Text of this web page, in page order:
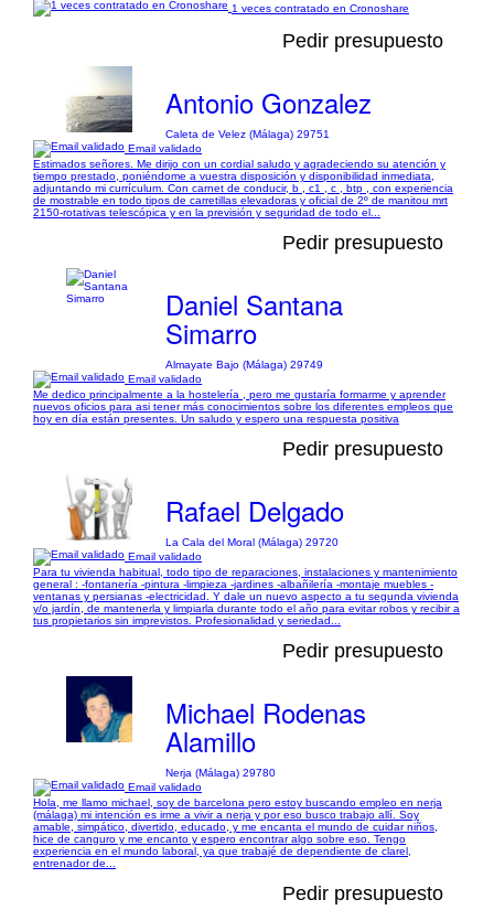
1 veces contratado en Cronoshare
Pedir presupuesto
Antonio Gonzalez
Caleta de Velez (Málaga) 29751
Email validado
Estimados señores. Me dirijo con un cordial saludo y agradeciendo su atención y
tiempo prestado, poniéndome a vuestra disposición y disponibilidad inmediata,
adjuntando mi currículum. Con carnet de conducir, b , c1 , c , btp , con experiencia
de mostrable en todo tipos de carretillas elevadoras y oficial de 2º de manitou mrt
2150-rotativas telescópica y en la previsión y seguridad de todo el...
Pedir presupuesto
Daniel Santana
Simarro
Almayate Bajo (Málaga) 29749
Email validado
Me dedico principalmente a la hostelería , pero me gustaría formarme y aprender
nuevos oficios para asi tener más conocimientos sobre los diferentes empleos que
hoy en día están presentes. Un saludo y espero una respuesta positiva
Pedir presupuesto
Rafael Delgado
La Cala del Moral (Málaga) 29720
Email validado
Para tu vivienda habitual, todo tipo de reparaciones, instalaciones y mantenimiento
general : -fontanería -pintura -limpieza -jardines -albañilería -montaje muebles -
ventanas y persianas -electricidad. Y dale un nuevo aspecto a tu segunda vivienda
y/o jardín, de mantenerla y limpiarla durante todo el año para evitar robos y recibir a
tus propietarios sin imprevistos. Profesionalidad y seriedad...
Pedir presupuesto
Michael Rodenas
Alamillo
Nerja (Málaga) 29780
Email validado
Hola, me llamo michael, soy de barcelona pero estoy buscando empleo en nerja
(málaga) mi intención es irme a vivir a nerja y por eso busco trabajo allí. Soy
amable, simpático, divertido, educado, y me encanta el mundo de cuidar niños,
hice de canguro y me encanto y espero encontrar algo sobre eso. Tengo
experiencia en el mundo laboral, ya que trabajé de dependiente de clarel,
entrenador de...
Pedir presupuesto